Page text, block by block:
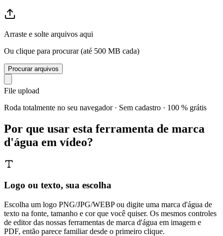
Arraste e solte arquivos aqui
Ou clique para procurar (até 500 MB cada)
Procurar arquivos
File upload
Roda totalmente no seu navegador · Sem cadastro · 100 % grátis
Por que usar esta ferramenta de marca
d'água em vídeo?
Logo ou texto, sua escolha
Escolha um logo PNG/JPG/WEBP ou digite uma marca d'água de
texto na fonte, tamanho e cor que você quiser. Os mesmos controles
de editor das nossas ferramentas de marca d'água em imagem e
PDF, então parece familiar desde o primeiro clique.